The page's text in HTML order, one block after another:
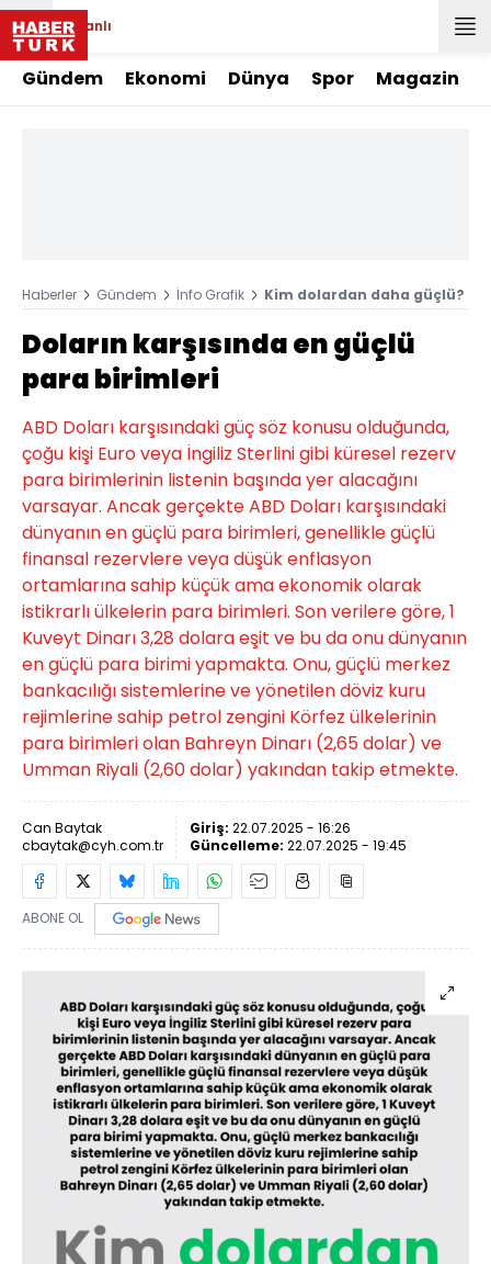
Canlı
Gündem Ekonomi Dünya Spor Magazin
Haberler Gündem İnfo Grafik Kim dolardan daha güçlü?
Doların karşısında en güçlü
para birimleri
ABD Doları karşısındaki güç söz konusu olduğunda,
çoğu kişi Euro veya İngiliz Sterlini gibi küresel rezerv
para birimlerinin listenin başında yer alacağını
varsayar. Ancak gerçekte ABD Doları karşısındaki
dünyanın en güçlü para birimleri, genellikle güçlü
finansal rezervlere veya düşük enflasyon
ortamlarına sahip küçük ama ekonomik olarak
istikrarlı ülkelerin para birimleri. Son verilere göre, 1
Kuveyt Dinarı 3,28 dolara eşit ve bu da onu dünyanın
en güçlü para birimi yapmakta. Onu, güçlü merkez
bankacılığı sistemlerine ve yönetilen döviz kuru
rejimlerine sahip petrol zengini Körfez ülkelerinin
para birimleri olan Bahreyn Dinarı (2,65 dolar) ve
Umman Riyali (2,60 dolar) yakından takip etmekte.
Can Baytak
cbaytak@cyh.com.tr
Giriş: 22.07.2025 - 16:26
Güncelleme: 22.07.2025 - 19:45
ABONE OL